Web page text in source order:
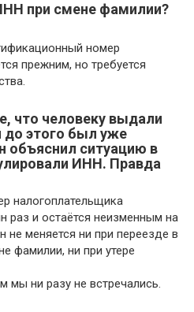
при смене фамилии?
номер
прежним, но требуется
что человеку выдали
этого был уже
объяснил ситуацию в
ИНН. Правда
налогоплательщика
раз и остаётся неизменным на
не меняется ни при переезде в
фамилии, ни при утере
мы ни разу не встречались.